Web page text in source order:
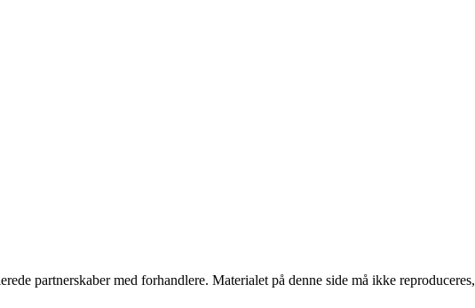
partnerskaber med forhandlere. Materialet på denne side må ikke reproduceres,